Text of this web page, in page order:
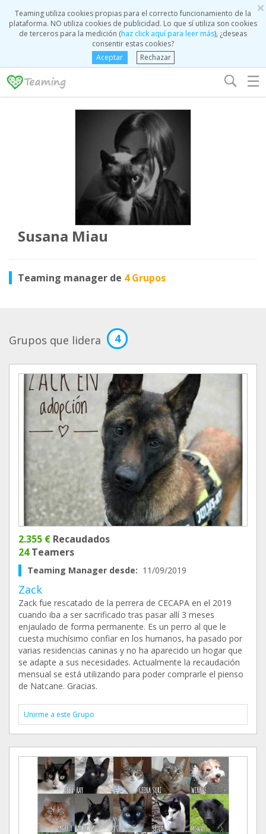
×
Teaming utiliza cookies propias para el correcto funcionamiento de la
plataforma. NO utiliza cookies de publicidad. Lo que sí utiliza son cookies
de terceros para la medición (haz click aquí para leer más), ¿deseas
consentir estas cookies?
Aceptar
Rechazar
☰
Susana Miau
Teaming manager de 4 Grupos
Grupos que lidera 4
2.355 € Recaudados
24Teamers
Teaming Manager desde: 11/09/2019
Zack
Zack fue rescatado de la perrera de CECAPA en el 2019
cuando iba a ser sacrificado tras pasar allí 3 meses
enjaulado de forma permanente. Es un perro al que le
cuesta muchísimo confiar en los humanos, ha pasado por
varias residencias caninas y no ha aparecido un hogar que
se adapte a sus necesidades. Actualmente la recaudación
mensual se está utilizando para poder comprarle el pienso
de Natcane. Gracias.
Unirme a este Grupo